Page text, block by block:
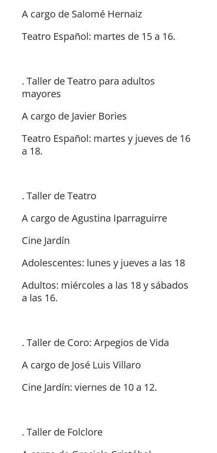
A cargo de Salomé Hernaiz
Teatro Español: martes de 15 a 16.
. Taller de Teatro para adultos
mayores
A cargo de Javier Bories
Teatro Español: martes y jueves de 16
a 18.
. Taller de Teatro
A cargo de Agustina Iparraguirre
Cine Jardín
Adolescentes: lunes y jueves a las 18
Adultos: miércoles a las 18 y sábados
a las 16.
. Taller de Coro: Arpegios de Vida
A cargo de José Luis Villaro
Cine Jardín: viernes de 10 a 12.
. Taller de Folclore